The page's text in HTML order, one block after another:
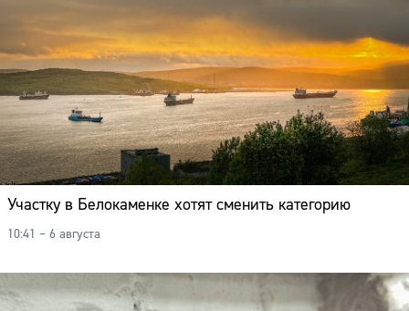
Участку в Белокаменке хотят сменить категорию
10:41 – 6 августа